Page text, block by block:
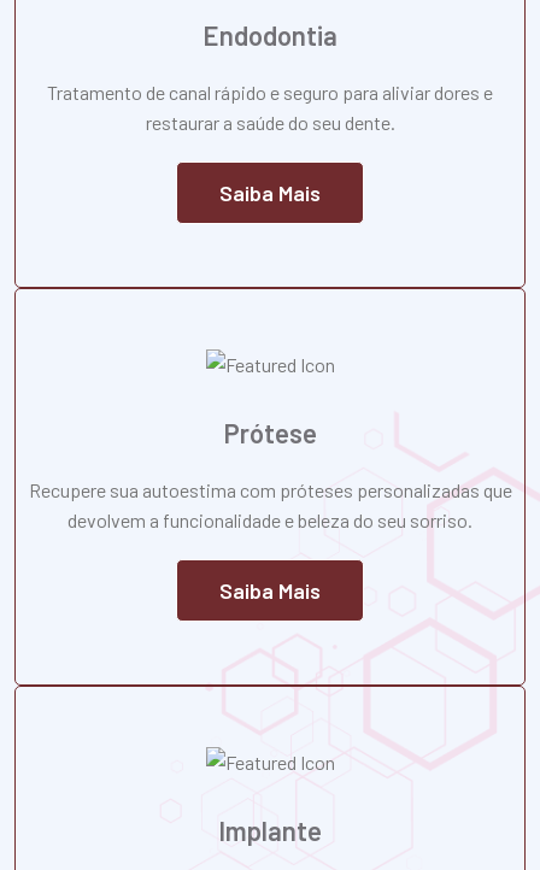
Endodontia
Tratamento de canal rápido e seguro para aliviar dores e
restaurar a saúde do seu dente.
Saiba Mais
Prótese
Recupere sua autoestima com próteses personalizadas que
devolvem a funcionalidade e beleza do seu sorriso.
Saiba Mais
Implante